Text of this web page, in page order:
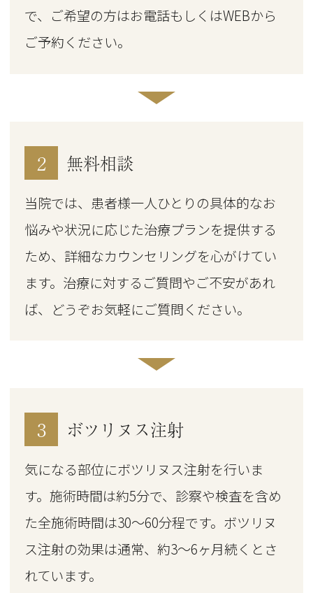
で、ご希望の方はお電話もしくはWEBから
ご予約ください。
2 無料相談
当院では、患者様一人ひとりの具体的なお
悩みや状況に応じた治療プランを提供する
ため、詳細なカウンセリングを心がけてい
ます。治療に対するご質問やご不安があれ
ば、どうぞお気軽にご質問ください。
3 ボツリヌス注射
気になる部位にボツリヌス注射を行いま
す。施術時間は約5分で、診察や検査を含め
た全施術時間は30～60分程です。 ボツリヌ
ス注射の効果は通常、約3～6ヶ月続くとさ
れています。